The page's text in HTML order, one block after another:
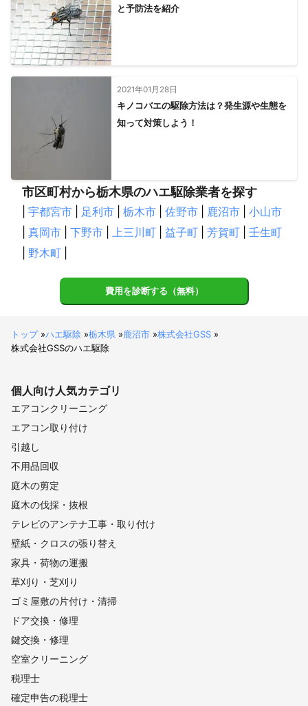
と予防法を紹介
2021年01月28日
キノコバエの駆除方法は？発生源や生態を
知って対策しよう！
市区町村から栃木県のハエ駆除業者を探す
宇都宮市 足利市 栃木市 佐野市 鹿沼市
小山市
真岡市 下野市 上三川町 益子町 芳賀町
壬生町
野木町
費用を診断する（無料）
トップ»ハエ駆除 »栃木県 »鹿沼市 »株式会社GSS »
株式会社GSSのハエ駆除
個人向け人気カテゴリ
エアコンクリーニング
エアコン取り付け
引越し
不用品回収
庭木の剪定
庭木の伐採・抜根
テレビのアンテナ工事・取り付け
壁紙・クロスの張り替え
家具・荷物の運搬
草刈り・芝刈り
ゴミ屋敷の片付け・清掃
ドア交換・修理
鍵交換・修理
空室クリーニング
税理士
確定申告の税理士